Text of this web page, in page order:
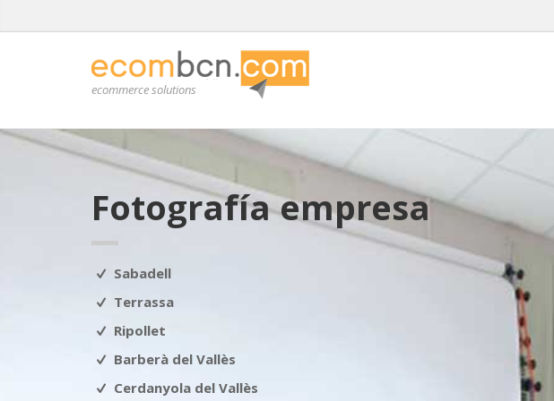
ecommerce solutions
Fotografía empresa
Sabadell
Terrassa
Ripollet
Barberà del Vallès
Cerdanyola del Vallès